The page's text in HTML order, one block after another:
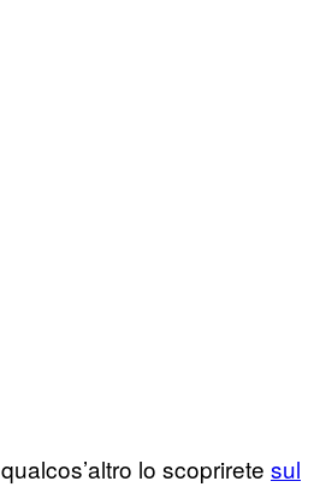
lo scoprirete sul